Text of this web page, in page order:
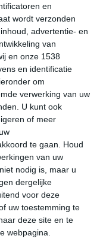
en
wordt verzonden
advertentie- en
van
en onze 1538
en identificatie
om
verwerking van uw
U kunt ook
of meer
te gaan.
Houd
van uw
nodig is, maar u
dergelijke
voor deze
uw toestemming te
deze site en te
webpagina.
ma
32° 16°
04:00 07:00
04:00 07:00